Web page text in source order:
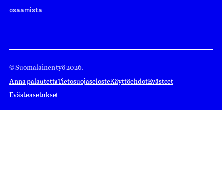
osaamista
© Suomalainen työ 2026.
Anna palautettaTietosuojaselosteKäyttöehdotEvästeet
Evästeasetukset